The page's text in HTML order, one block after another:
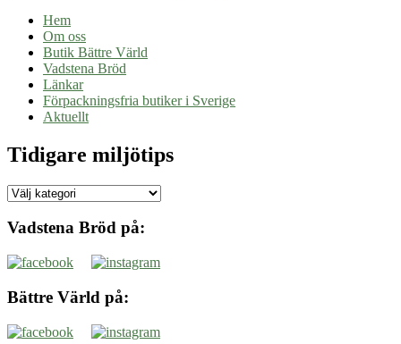
Hem
Om oss
Butik Bättre Värld
Vadstena Bröd
Länkar
Förpackningsfria butiker i Sverige
Aktuellt
Tidigare miljötips
Tidigare
Vadstena Bröd på:
Bättre Värld på: